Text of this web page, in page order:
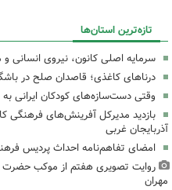
تازه‌ترین استان‌ها
سرمایه اصلی کانون، نیروی انسانی
درناهای کاغذی؛ قاصدان صلح در
وقتی دست‌سازه‌های کودکان ایرانی
بازدید مدیرکل آفرینش‌های فرهنگی
آذربایجان غربی
امضای تفاهم‌نامه احداث پردیس
روایت تصویری هفتم از موکب حضرت
مهران